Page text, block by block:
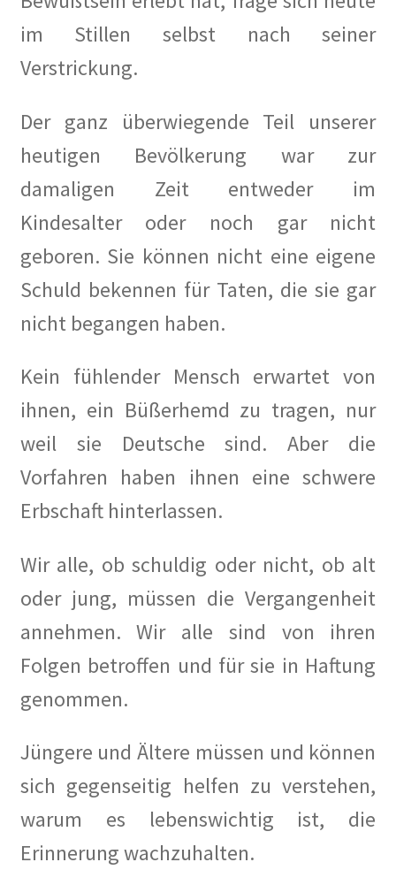
im Stillen selbst nach seiner
Verstrickung.
Der ganz überwiegende Teil unserer
heutigen Bevölkerung war zur
damaligen Zeit entweder im
Kindesalter oder noch gar nicht
geboren. Sie können nicht eine eigene
Schuld bekennen für Taten, die sie gar
nicht begangen haben.
Kein fühlender Mensch erwartet von
ihnen, ein Büßerhemd zu tragen, nur
weil sie Deutsche sind. Aber die
Vorfahren haben ihnen eine schwere
Erbschaft hinterlassen.
Wir alle, ob schuldig oder nicht, ob alt
oder jung, müssen die Vergangenheit
annehmen. Wir alle sind von ihren
Folgen betroffen und für sie in Haftung
genommen.
Jüngere und Ältere müssen und können
sich gegenseitig helfen zu verstehen,
warum es lebenswichtig ist, die
Erinnerung wachzuhalten.